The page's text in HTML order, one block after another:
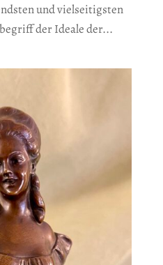
und vielseitigsten
der Ideale der...